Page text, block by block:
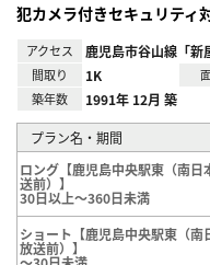
犯カメラ付きセキュリティ
アクセス 鹿児島市谷山線「新
間取り 1K
築年数 1991年 12月 築
プラン名・期間
ロング【鹿児島中央駅東（南日
送前）】
30日以上～360日未満
ショート【鹿児島中央駅東（南
放送前）】